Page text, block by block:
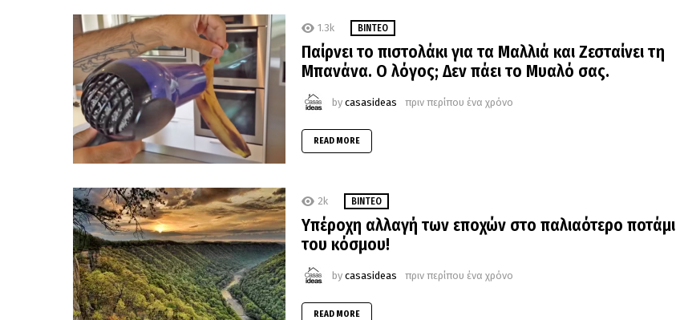
1.3k ΒΊΝΤΕΟ
Παίρνει το πιστολάκι για τα Μαλλιά και Ζεσταίνει τη
Μπανάνα. Ο λόγος; Δεν πάει το Μυαλό σας.
by casasideas πριν περίπου ένα χρόνο
READ MORE
2k ΒΊΝΤΕΟ
Υπέροχη αλλαγή των εποχών στο παλιαότερο ποτάμι
του κόσμου!
by casasideas πριν περίπου ένα χρόνο
READ MORE